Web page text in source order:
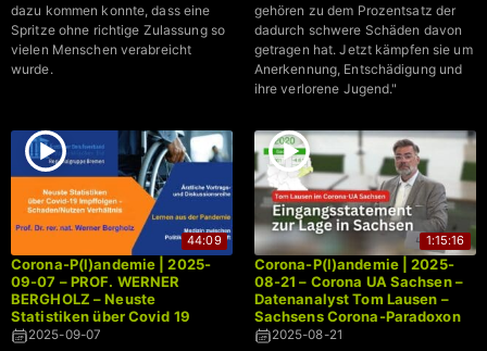
dazu kommen konnte, dass eine
Spritze ohne richtige Zulassung so
vielen Menschen verabreicht
wurde.
gehören zu dem Prozentsatz der
dadurch schwere Schäden davon
getragen hat. Jetzt kämpfen sie um
Anerkennung, Entschädigung und
ihre verlorene Jugend."
44:09
Corona-P(l)andemie | 2025-
09-07 – PROF. WERNER
BERGHOLZ – Neuste
Statistiken über Covid 19
Impffolgen – Schaden/Nutzen
2025-09-07
1:15:16
Corona-P(l)andemie | 2025-
08-21 – Corona UA Sachsen –
Datenanalyst Tom Lausen –
Sachsens Corona-Paradoxon
→ Weniger geimpft, weniger
2025-08-21